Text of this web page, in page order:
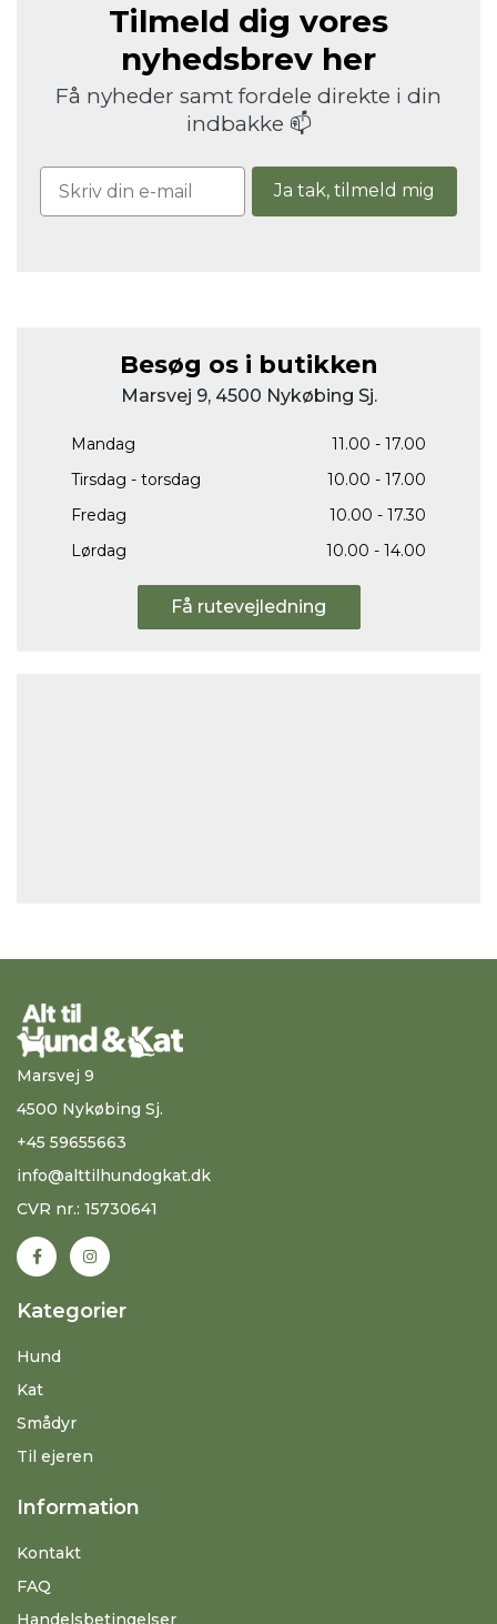
Tilmeld dig vores
nyhedsbrev her
Få nyheder samt fordele direkte i din
indbakke 📫
Ja tak, tilmeld mig
Besøg os i butikken
Marsvej 9, 4500 Nykøbing Sj.
Mandag
11.00 - 17.00
Tirsdag - torsdag
10.00 - 17.00
Fredag
10.00 - 17.30
Lørdag
10.00 - 14.00
Få rutevejledning
Marsvej 9
4500 Nykøbing Sj.
+45 59655663
info@alttilhundogkat.dk
CVR nr.: 15730641
Kategorier
Hund
Kat
Smådyr
Til ejeren
Information
Kontakt
FAQ
Handelsbetingelser